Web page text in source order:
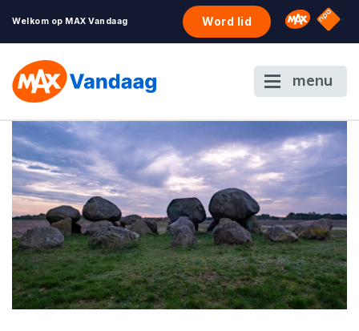
Welkom op MAX Vandaag Word lid Omroep
NPO
menu